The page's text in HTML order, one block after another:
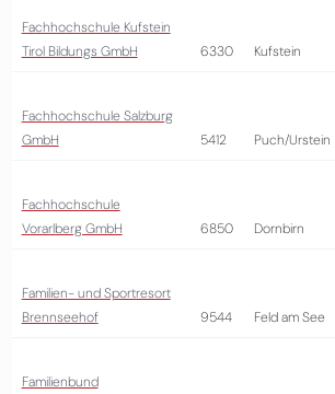
Fachhochschule Kufstein
Tirol Bildungs GmbH
6330 Kufstein
Fachhochschule Salzburg
GmbH
5412 Puch/Urstein
Fachhochschule
Vorarlberg GmbH
6850 Dornbirn
Familien- und Sportresort
Brennseehof
9544 Feld am See
Familienbund